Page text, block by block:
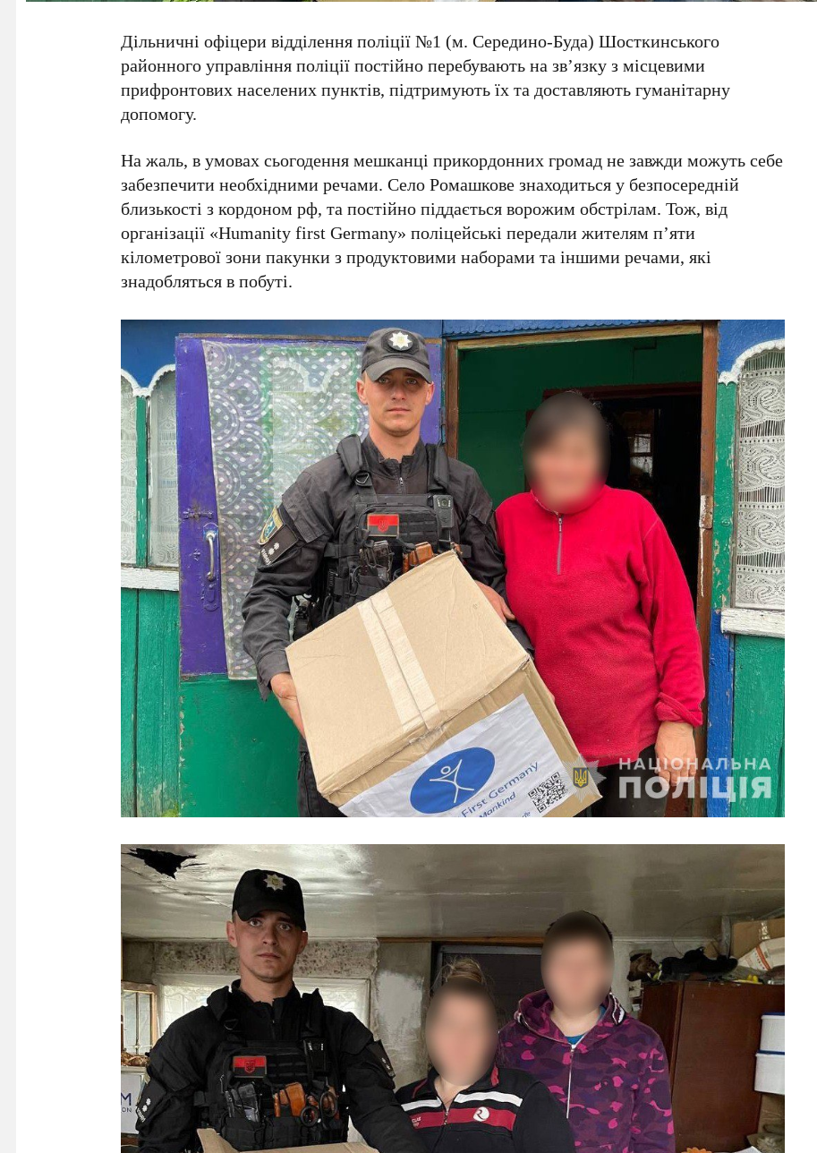
Дільничні офіцери відділення поліції №1 (м. Середино-Буда) Шосткинського
районного управління поліції постійно перебувають на зв’язку з місцевими
прифронтових населених пунктів, підтримують їх та доставляють гуманітарну
допомогу.
На жаль, в умовах сьогодення мешканці прикордонних громад не завжди можуть себе
забезпечити необхідними речами. Село Ромашкове знаходиться у безпосередній
близькості з кордоном рф, та постійно піддається ворожим обстрілам. Тож, від
організації «Humanity first Germany» поліцейські передали жителям п’яти
кілометрової зони пакунки з продуктовими наборами та іншими речами, які
знадобляться в побуті.